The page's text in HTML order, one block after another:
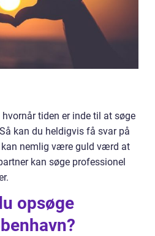
tiden er inde til at søge
kan du heldigvis få svar på
kan nemlig være guld værd at
kan søge professionel
opsøge